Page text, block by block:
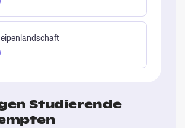
Studierende